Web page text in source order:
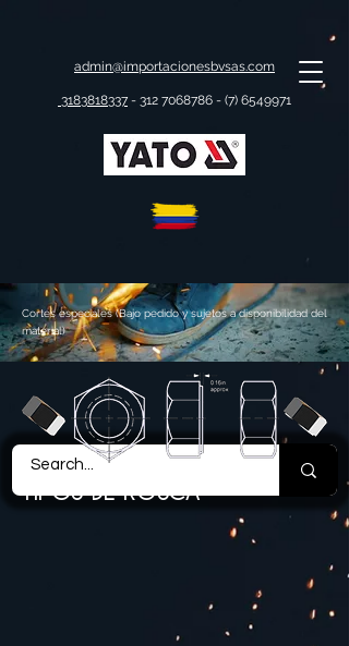
admin@importacionesbvsas.com
3183818337 - 312 7068786 - (7) 6549971
Cortes especiales (Bajo pedido y sujetos a disponibilidad del
material)
TIPOS DE ROSCA